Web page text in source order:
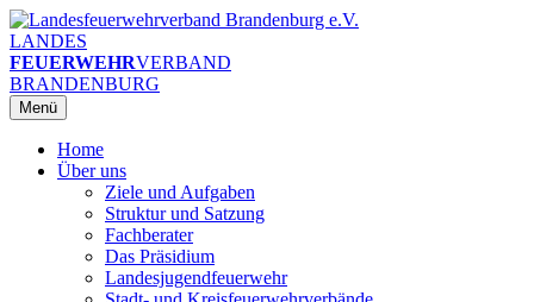
Zum
Inhalt
springen
LANDES
FEUERWEHRVERBAND
BRANDENBURG
Menü
Home
Über uns
Ziele und Aufgaben
Struktur und Satzung
Fachberater
Das Präsidium
Landesjugendfeuerwehr